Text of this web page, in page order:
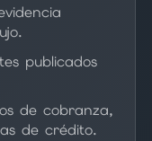
publicados
de cobranza,
de crédito.